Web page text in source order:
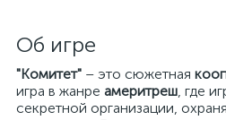
Об игре
"Комитет" – это сюжетная
игра в жанре америтреш, где
секретной организации,